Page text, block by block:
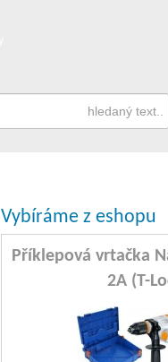
Vybíráme z eshopu
Příklepová vrtačka
2A (T-